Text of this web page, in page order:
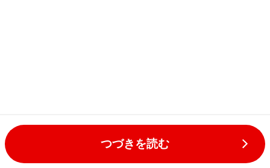
つづきを読む